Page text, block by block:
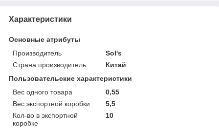
Характеристики
Основные атрибуты
Производитель
Sol's
Страна производитель
Китай
Пользовательские характеристики
Вес одного товара
0,55
Вес экспортной коробки
5,5
Кол-во в экспортной
коробке
10